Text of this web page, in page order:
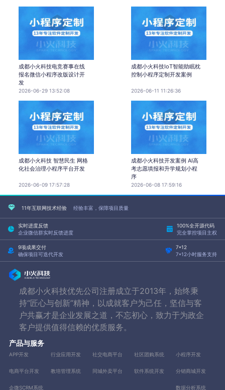
成都小火科技电竞赛事在线
报名微信小程序改版设计开
发
2026-06-29 13:52:08
成都小火科技IoT智能助眠枕
控制小程序定制开发案例
2026-06-11 11:26:36
成都小火科技 智慧民生 网格
化社会治理小程序平台开发
2026-06-09 17:57:28
成都小火科技开发案例 AI高
考志愿填报和升学规划小程
序
2026-06-08 17:59:16
11年互联网技术经验 经验丰富，保障项目质量
实时进度反馈
企业微信群实时反馈进度
100%全开源代码
完全掌控项目主权
9项成果交付
确保项目可迭代开发
7*12
7*12小时服务支持
成都小火科技优先公司注册成立于2013年，始终秉
持“匠心与创新”精神，以成就客户为己任，坚信与客
户共赢才是企业发展之道，不忘初心，致力于为政企
客户提供值得信赖的优质服务。
产品与服务
APP开发 行业应用开发 社交电商平台 社区团购系统 小程序开发
电商平台开发 教培管理系统 同城外卖平台 软件系统开发 分销商城开发
企微SCRM系统 数据分析系统